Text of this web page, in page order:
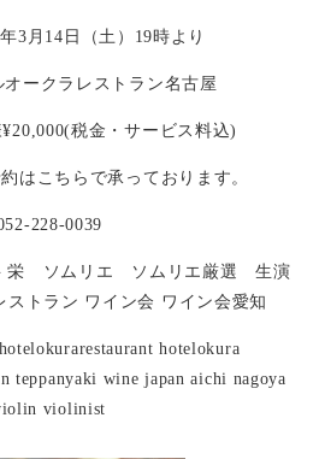
年3月14日（土）19時より
オークラレストラン名古屋
¥20,000(税金・サービス料込)
はこちらで承っております。
228-0039
栄 ソムリエ ソムリエ厳選 生演
トラン ワイン会 ワイン会愛知
hotelokura
teppanyaki wine japan aichi nagoya
violinist